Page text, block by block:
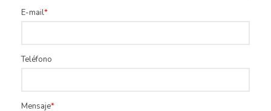
E-mail
Teléfono
Mensaje